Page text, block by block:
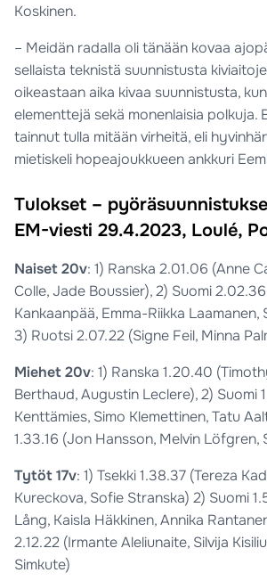
Koskinen.
– Meidän radalla oli tänään kovaa
sellaista teknistä suunnistusta
oikeastaan aika kivaa suunnistusta,
elementtejä sekä monenlaisia polkuja.
tainnut tulla mitään virheitä, eli
mietiskeli hopeajoukkueen ankkuri
Tulokset –
EM-viesti 29.4.2023, Loulé,
Naiset 20v: 1) Ranska 2.01.06 (Anne
Colle, Jade Boussier), 2) Suomi
Kankaanpää, Emma-Riikka Laamanen,
3) Ruotsi 2.07.22 (Signe Feil, Minna
Miehet 20v: 1) Ranska 1.20.40
Berthaud, Augustin Leclere), 2) Suomi
Kenttämies, Simo Klemettinen, Tatu
1.33.16 (Jon Hansson, Melvin Löfgren,
Tytöt 17v: 1) Tsekki 1.38.37 (Tereza
Kureckova, Sofie Stranska) 2) Suomi
Lång, Kaisla Häkkinen, Annika
2.12.22 (Irmante Aleliunaite, Silvija
Simkute)